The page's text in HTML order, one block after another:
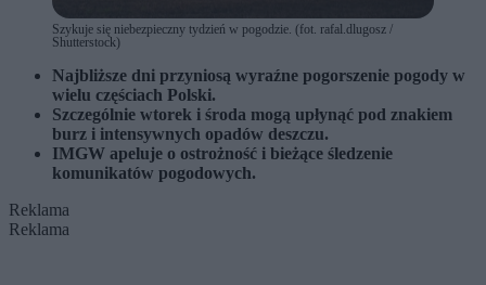
Szykuje się niebezpieczny tydzień w pogodzie. (fot. rafal.dlugosz /
Shutterstock)
Najbliższe dni przyniosą wyraźne pogorszenie pogody w
wielu częściach Polski.
Szczególnie wtorek i środa mogą upłynąć pod znakiem
burz i intensywnych opadów deszczu.
IMGW apeluje o ostrożność i bieżące śledzenie
komunikatów pogodowych.
Reklama
Reklama